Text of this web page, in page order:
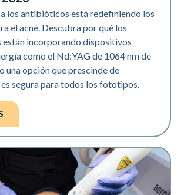
los antibióticos está redefiniendo los
el acné. Descubra por qué los
incorporando dispositivos
como el Nd:YAG de 1064 nm de
una opción que prescinde de
segura para todos los fototipos.